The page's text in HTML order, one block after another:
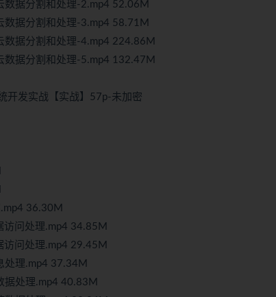
数据分割和处理-2.mp4 52.06M
数据分割和处理-3.mp4 58.71M
数据分割和处理-4.mp4 224.86M
数据分割和处理-5.mp4 132.47M
开发实战【实战】57p-未加密
36.30M
问处理.mp4 34.85M
问处理.mp4 29.45M
处理.mp4 37.34M
据处理.mp4 40.83M